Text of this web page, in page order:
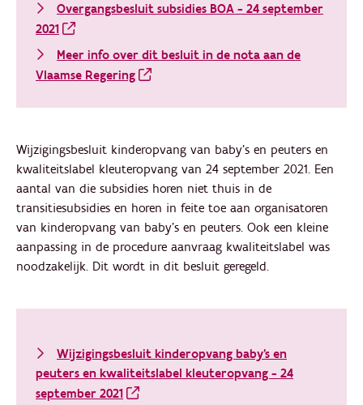
Overgangsbesluit subsidies BOA - 24 september
2021
Meer info over dit besluit in de nota aan de
Vlaamse Regering
Wijzigingsbesluit kinderopvang van baby’s en peuters en
kwaliteitslabel kleuteropvang van 24 september 2021. Een
aantal van die subsidies horen niet thuis in de
transitiesubsidies en horen in feite toe aan organisatoren
van kinderopvang van baby's en peuters. Ook een kleine
aanpassing in de procedure aanvraag kwaliteitslabel was
noodzakelijk. Dit wordt in dit besluit geregeld.
Wijzigingsbesluit kinderopvang baby's en
peuters en kwaliteitslabel kleuteropvang - 24
september 2021